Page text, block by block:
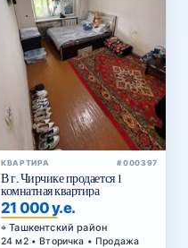
КВАРТИРА #000397
В г. Чирчике продается 1
комнатная квартира
21 000 у.е.
Ташкентский район
24 м2 • Вторичка • Продажа